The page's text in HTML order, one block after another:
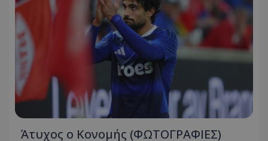
Άτυχος ο Κονομής (ΦΩΤΟΓΡΑΦΙΕΣ)